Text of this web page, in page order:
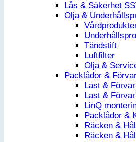
Lås & Säkerhet
Olja &
Tändstift
Luftfilter
Olja &
Packlådor &
Last &
Last &
LinQ
Packlådor &
Räcken &
Räcken &